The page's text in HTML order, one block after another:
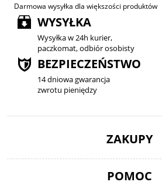
Darmowa wysyłka dla większości produktów
WYSYŁKA
Wysyłka w 24h kurier,
paczkomat, odbiór osobisty
BEZPIECZEŃSTWO
14 dniowa gwarancja
zwrotu pieniędzy
ZAKUPY
POMOC